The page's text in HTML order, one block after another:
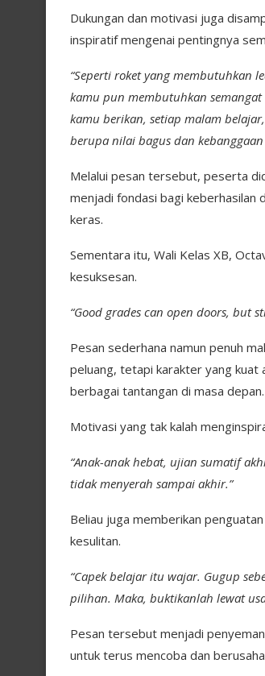
Dukungan dan motivasi juga
inspiratif mengenai pentingnya
“Seperti roket yang membutuhkan
kamu pun membutuhkan
kamu berikan, setiap malam
berupa nilai bagus dan
Melalui pesan tersebut, peserta
menjadi fondasi bagi keberhasilan
keras.
Sementara itu, Wali Kelas XB,
kesuksesan.
“Good grades can open doors, but
Pesan sederhana namun penuh
peluang, tetapi karakter yang kuat
berbagai tantangan di masa depan.
Motivasi yang tak kalah
“Anak-anak hebat, ujian sumatif
tidak menyerah sampai akhir.”
Beliau juga memberikan
kesulitan.
“Capek belajar itu wajar. Gugup
pilihan. Maka, buktikanlah lewat
Pesan tersebut menjadi
untuk terus mencoba dan